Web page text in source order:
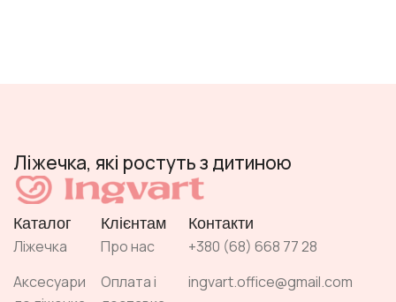
Ліжечка, які ростуть з дитиною
Каталог
Ліжечка
Аксесуари
Клієнтам
Про нас
Оплата і
Контакти
+380 (68) 668 77 28
ingvart.office@gmail.com